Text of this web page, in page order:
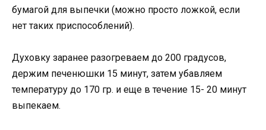
бумагой для выпечки (можно просто ложкой, если
нет таких приспособлений).
Духовку заранее разогреваем до 200 градусов,
держим печенюшки 15 минут, затем убавляем
температуру до 170 гр. и еще в течение 15- 20 минут
выпекаем.